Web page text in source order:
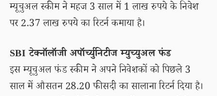
म्यूचुअल स्कीम ने महज 3 साल में 1 लाख रुपये के निवेश
पर 2.37 लाख रुपये का रिटर्न कमाया है।
SBI टेक्नॉलॉजी अपॉर्च्युनिटीज म्युच्युअल फंड
इस म्यूचुअल फंड स्कीम ने अपने निवेशकों को पिछले 3
साल में औसतन 28.20 फीसदी का सालाना रिटर्न दिया है।